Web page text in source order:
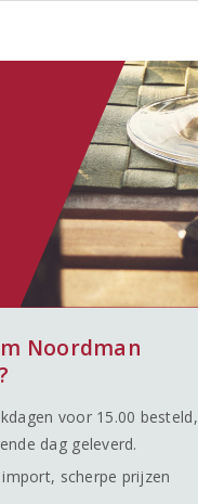
Noordman
voor 15.00 besteld,
dag geleverd.
scherpe prijzen